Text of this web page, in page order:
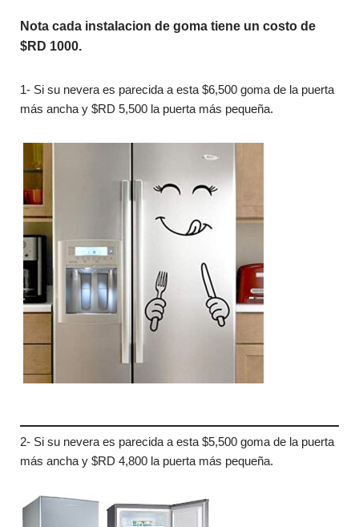
Nota cada instalacion de goma tiene un costo de
$RD 1000.
1- Si su nevera es parecida a esta $6,500 goma de la puerta
más ancha y $RD 5,500 la puerta más pequeña.
2- Si su nevera es parecida a esta $5,500 goma de la puerta
más ancha y $RD 4,800 la puerta más pequeña.